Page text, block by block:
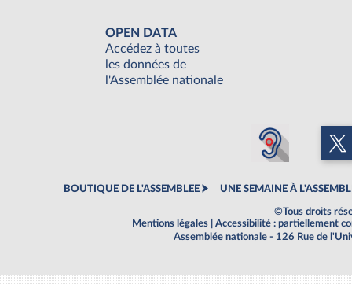
OPEN DATA
Accédez à toutes
les données de
l'Assemblée nationale
BOUTIQUE DE L'ASSEMBLEE UNE SEMAINE À
©Tous droits
Mentions légales
Accessibilité : partiellement
Assemblée nationale - 126 Rue de